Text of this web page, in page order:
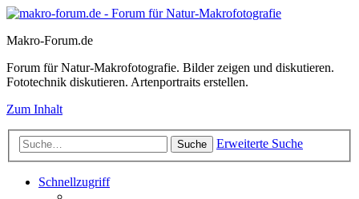
Makro-Forum.de
Forum für Natur-Makrofotografie. Bilder zeigen und diskutieren.
Fototechnik diskutieren. Artenportraits erstellen.
Zum Inhalt
Suche Erweiterte Suche
Schnellzugriff